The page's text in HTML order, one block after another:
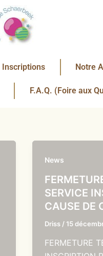
Inscriptions Notre
F.A.Q. (Foire aux
News
SERVICE
CAUSE DE
Driss / 15
FERMETURE